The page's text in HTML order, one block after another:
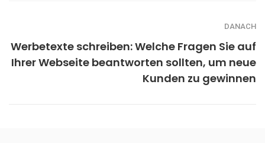
DANACH
Werbetexte schreiben: Welche Fragen Sie auf
Ihrer Webseite beantworten sollten, um neue
Kunden zu gewinnen